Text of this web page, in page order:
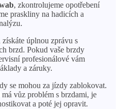
, zkontrolujeme opotřebení
praskliny na hadicích a
získáte úplnou zprávu s
brzd. Pokud vaše brzdy
profesionálové vám
a záruky.
se mohou za jízdy zablokovat.
vůz problém s brzdami, je
a poté jej opravit.